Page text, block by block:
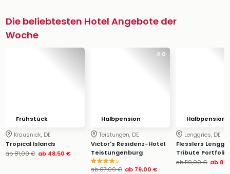
Die beliebtesten Hotel Angebote der
Woche
Frühstück
Krausnick, DE
Tropical Islands
ab81,00 € ab 48,50 €
4.0
Halbpension
Teistungen, DE
Victor's Residenz-Hotel
Teistungenburg
s
ab87,00 € ab 79,00 €
Halbpension
Lenggries, DE
Flesslers
Tribute Portfolio
ab119,00 € ab